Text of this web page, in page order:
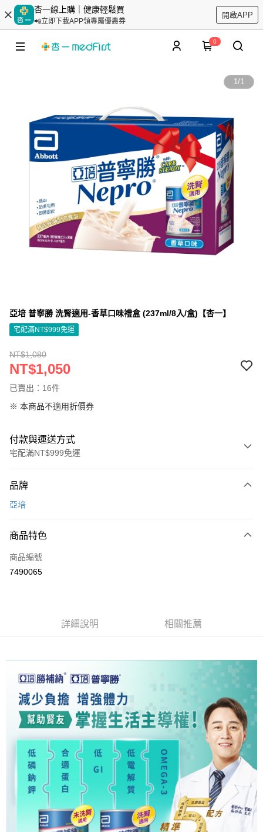
杏一線上購｜健康輕鬆買
📲立即下載APP領專屬優惠券
開啟APP
0
1/1
亞培 普寧勝 洗腎適用-香草口味禮盒 (237ml/8入/盒)【杏一】
宅配滿NT$999免運
NT$1,080
NT$1,050
已賣出：16件
※ 本商品不適用折價券
付款與運送方式
宅配滿NT$999免運
信用卡一次付款
3 期 0 利率 每期
合作金庫商業銀行
上海商業儲蓄銀行
聯邦商業銀行
遠東國際商業銀行
台新國際商業銀行
台灣樂天信用卡公司
合作金庫商業銀行
臺灣中小企業銀行
台中商業銀行
匯豐（台灣）商業銀行
華泰商業銀行
星展（台灣）商業銀行
台新國際商業銀行
台灣樂天信用卡公司
LINE Pay
Google Pay
全盈+PAY
大哥付你分期
相關說明
【大哥付你分期使用說明】
1.本服務由台灣大哥大提供，台灣大哥大用戶可立即使用無須另外申請。
2.付款方式選擇「大哥付你分期」，訂單成立後會自動跳轉到大哥付的交易
流程，驗證手機門號後，選擇欲分期的期數、繳款截止日，確認付款後即完
成交易。
3.實際核准額度、可分期數及費用金額請依後續交易確認頁面所載為準。
4.訂單成立30分鐘內，如未前往確認交易或遇審核未通過，訂單將自動取
消。如遇「轉專審核」未通過狀況，表示未達大哥付你分期系統評分，恕無
法說明評估內容。
【繳款方式說明】
AFTEE先享後付
相關說明
【關於「AFTEE先享後付」】
AFTEE先享後付是「在收到商品之後才付款」的支付方式。 讓您購物簡單
便利好安心！
１．簡單：不需註冊會員、不需綁卡、不需儲值。
２．便利：只要手機號碼，簡訊認證，即可結帳。
３．安心：先確認商品／服務後，再付款。
ATM付款
大榮宅配
品牌
亞培
商品特色
商品編號
7490065
詳細說明 相關推薦